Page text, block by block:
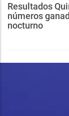
Resultados
números
nocturno